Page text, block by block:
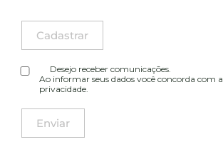
Desejo receber comunicações.
Ao informar seus dados você concorda com a
privacidade.